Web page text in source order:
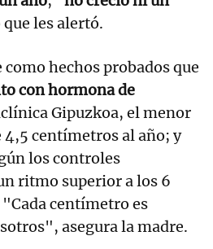
que les alertó.
hechos probados que
con hormona de
Gipuzkoa, el menor
4,5 centímetros al año; y
los controles
ritmo superior a los 6
centímetro es
asegura la madre.